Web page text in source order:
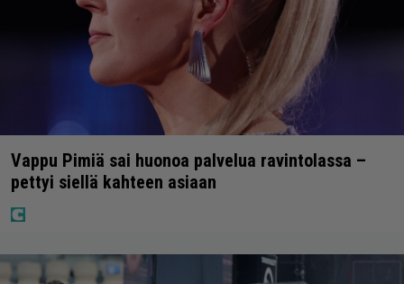
Vappu Pimiä sai huonoa palvelua ravintolassa –
pettyi siellä kahteen asiaan